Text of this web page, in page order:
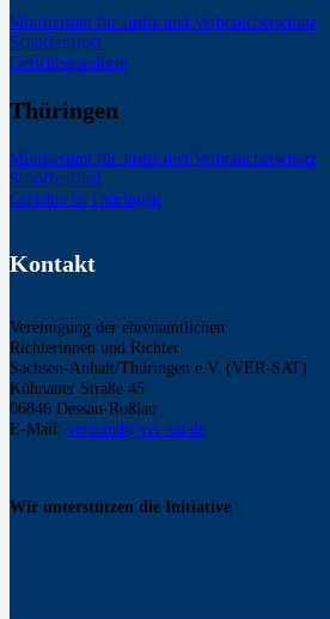
Ministerium für Justiz und Verbraucherschutz
Schöffenfibel
Gerichtsstandorte
Thüringen
Ministerium für Justiz und Verbraucherschutz
Schöffenfibel
Gerichte in Thüringen
Kontakt
Vereinigung der ehrenamtlichen
Richterinnen und Richter
Sachsen-Anhalt/Thüringen e.V. (VER-SAT)
Kühnauer Straße 45
06846 Dessau-Roßlau
E-Mail: vorstand@ver-sat.de
Wir unterstützen die Initiative